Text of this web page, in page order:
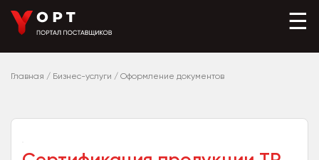
☰
Главная / Бизнес-услуги / Оформление документов